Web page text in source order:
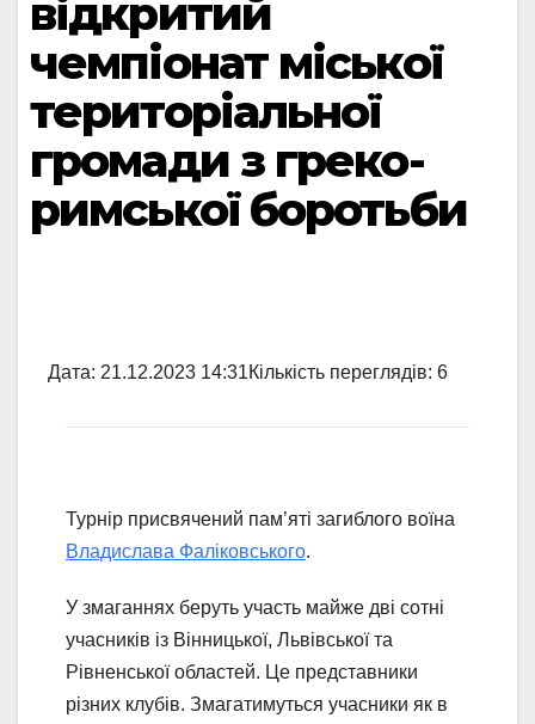
відкритий
чемпіонат міської
територіальної
громади з греко-
римської боротьби
Дата: 21.12.2023 14:31Кількість переглядів: 6
Турнір присвячений пам’яті загиблого воїна
Владислава Фаліковського.
У змаганнях беруть участь майже дві сотні
учасників із Вінницької, Львівської та
Рівненської областей. Це представники
різних клубів. Змагатимуться учасники як в